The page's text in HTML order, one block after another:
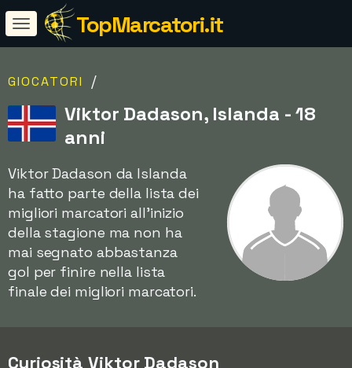
TopMarcatori.it
GIOCATORI /
Viktor Dadason, Islanda - 18
anni
Viktor Dadason da Islanda
ha fatto parte della lista dei
migliori marcatori all'inizio
della stagione ma non ha
mai segnato abbastanza
gol per finire nella lista
finale dei migliori marcatori.
Curiosità Viktor Dadason